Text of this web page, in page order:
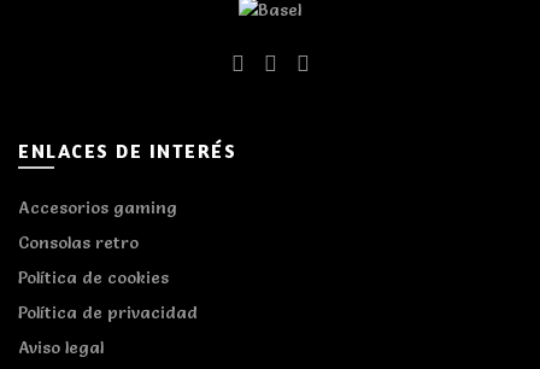
ENLACES DE INTERÉS
Accesorios gaming
Consolas retro
Política de cookies
Política de privacidad
Aviso legal